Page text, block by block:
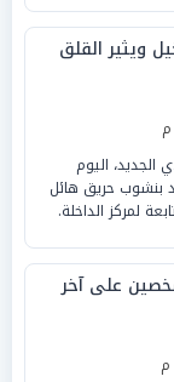
ويثير القلق
الجديد، اليوم
بلاغاً يفيد بنشوب حريق هائل
لمركز الداخلة.
على آخر